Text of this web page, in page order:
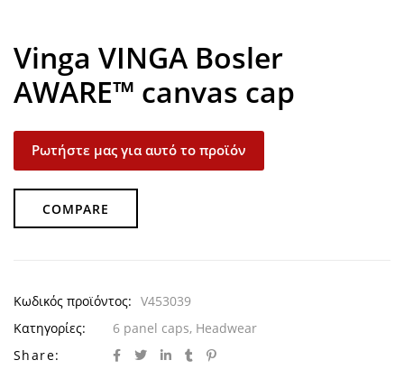
Vinga VINGA Bosler
AWARE™ canvas cap
Ρωτήστε μας για αυτό το προϊόν
COMPARE
Κωδικός προϊόντος: V453039
Κατηγορίες:
6 panel caps, Headwear
Share: